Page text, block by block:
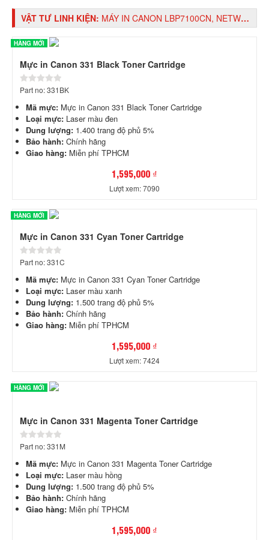
VẬT TƯ LINH KIỆN: MÁY IN CANON LBP7100CN, NETWOROK, LASER MÀU
HÀNG MỚI
Mực in Canon 331 Black Toner Cartridge
Part no: 331BK
Mã mực: Mực in Canon 331 Black Toner Cartridge
Loại mực: Laser màu đen
Dung lượng: 1.400 trang độ phủ 5%
Bảo hành: Chính hãng
Giao hàng: Miễn phí TPHCM
1,595,000 ₫
Lượt xem: 7090
HÀNG MỚI
Mực in Canon 331 Cyan Toner Cartridge
Part no: 331C
Mã mực: Mực in Canon 331 Cyan Toner Cartridge
Loại mực: Laser màu xanh
Dung lượng: 1.500 trang độ phủ 5%
Bảo hành: Chính hãng
Giao hàng: Miễn phí TPHCM
1,595,000 ₫
Lượt xem: 7424
HÀNG MỚI
Mực in Canon 331 Magenta Toner Cartridge
Part no: 331M
Mã mực: Mực in Canon 331 Magenta Toner Cartridge
Loại mực: Laser màu hồng
Dung lượng: 1.500 trang độ phủ 5%
Bảo hành: Chính hãng
Giao hàng: Miễn phí TPHCM
1,595,000 ₫